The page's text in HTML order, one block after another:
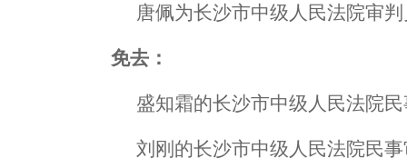
唐佩为长沙市中级人民法院审
免去：
盛知霜的长沙市中级人民法院
刘刚的长沙市中级人民法院民